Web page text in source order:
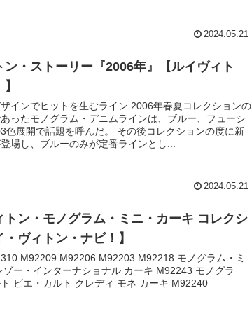
2024.05.21
ン・ストーリー『2006年』【ルイヴィト
インでヒットを生むライン 2006年春夏コレクションの
ったモノグラム・デニムラインは、ブルー、フューシ
色展開で話題を呼んだ。 その後コレクションの度に新
場し、ブルーのみが定番ラインとし...
2024.05.21
トン・モノグラム・ミニ・カーキ コレクシ
・ヴィトン・ナビ！】
M92209 M92206 M92203 M92218 モノグラム・ミ
ゾー・インターナショナル カーキ M92243 モノグラ
ビエ・カルト クレディ モネ カーキ M92240